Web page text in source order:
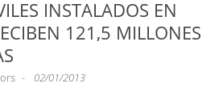
INSTALADOS EN
121,5 MILLONES
02/01/2013